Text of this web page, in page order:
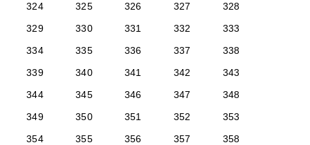
324
325 326 327
328
329
330 331 332
333
334
335 336 337
338
339
340 341 342
343
344
345 346 347
348
349
350 351 352
353
354
355 356 357
358